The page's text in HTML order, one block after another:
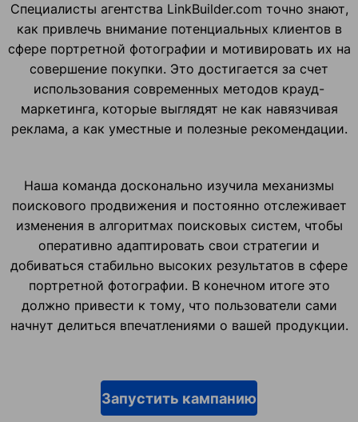
Специалисты агентства LinkBuilder.com точно знают,
как привлечь внимание потенциальных клиентов в
сфере портретной фотографии и мотивировать их на
совершение покупки. Это достигается за счет
использования современных методов крауд-
маркетинга, которые выглядят не как навязчивая
реклама, а как уместные и полезные рекомендации.
Наша команда досконально изучила механизмы
поискового продвижения и постоянно отслеживает
изменения в алгоритмах поисковых систем, чтобы
оперативно адаптировать свои стратегии и
добиваться стабильно высоких результатов в сфере
портретной фотографии. В конечном итоге это
должно привести к тому, что пользователи сами
начнут делиться впечатлениями о вашей продукции.
Запустить кампанию